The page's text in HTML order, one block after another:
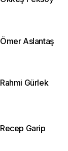
Ömer Aslantaş
Rahmi Gürlek
Recep Garip